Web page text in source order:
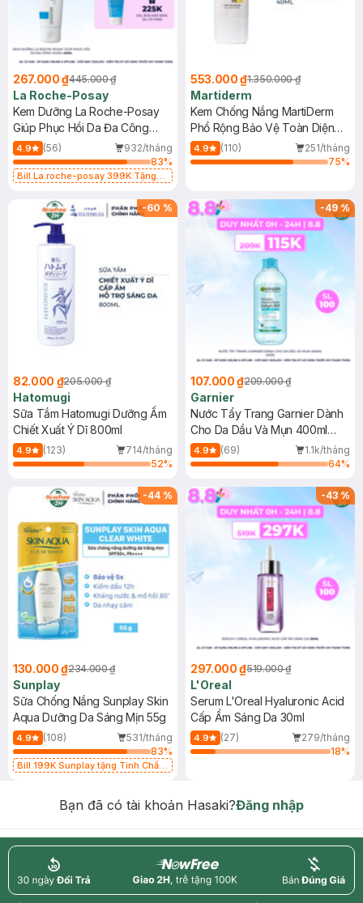
267.000 ₫445.000 ₫
La Roche-Posay
Kem Dưỡng La Roche-Posay
Giúp Phục Hồi Da Đa Công
Dụng 40ml
4.9 (56)
932/tháng
83%
Bill La roche-posay 399K Tặng
(SL có hạn)
553.000 ₫1.350.000 ₫
Martiderm
Kem Chống Nắng MartiDerm
Phổ Rộng Bảo Vệ Toàn Diện
40ml
4.9 (110)
251/tháng
75%
-60 %
82.000 ₫205.000 ₫
Hatomugi
Sữa Tắm Hatomugi Dưỡng Ẩm
Chiết Xuất Ý Dĩ 800ml
4.9 (123)
714/tháng
52%
-49%
107.000 ₫209.000 ₫
Garnier
Nước Tẩy Trang Garnier Dành
Cho Da Dầu Và Mụn 400ml
(Mới)
4.9 (69)
1.1k/tháng
64%
-44 %
130.000 ₫234.000 ₫
Sunplay
Sữa Chống Nắng Sunplay Skin
Aqua Dưỡng Da Sáng Mịn 55g
4.9 (108)
531/tháng
83%
Bill 199K Sunplay tặng Tinh Chất
-43%
297.000 ₫519.000 ₫
L'Oreal
Serum L'Oreal Hyaluronic Acid
Cấp Ẩm Sáng Da 30ml
4.9 (27)
279/tháng
18%
Bạn đã có tài khoản Hasaki?Đăng nhập
return nowfree price